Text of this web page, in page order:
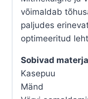
võimaldab
paljudes
optimeeritud
Sobivad
Kasepuu
Mänd